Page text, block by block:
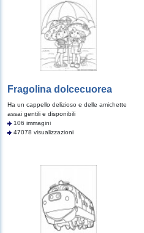
Fragolina dolcecuorea
Ha un cappello delizioso e delle amichette
assai gentili e disponibili
106 immagini
47078 visualizzazioni